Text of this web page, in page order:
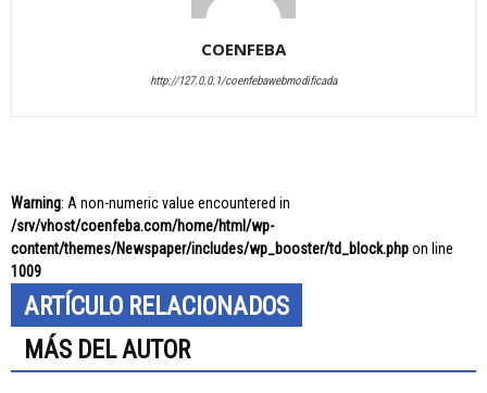
COENFEBA
http://127.0.0.1/coenfebawebmodificada
Warning: A non-numeric value encountered in
/srv/vhost/coenfeba.com/home/html/wp-
content/themes/Newspaper/includes/wp_booster/td_block.phpon line
1009
ARTÍCULO RELACIONADOS
MÁS DEL AUTOR